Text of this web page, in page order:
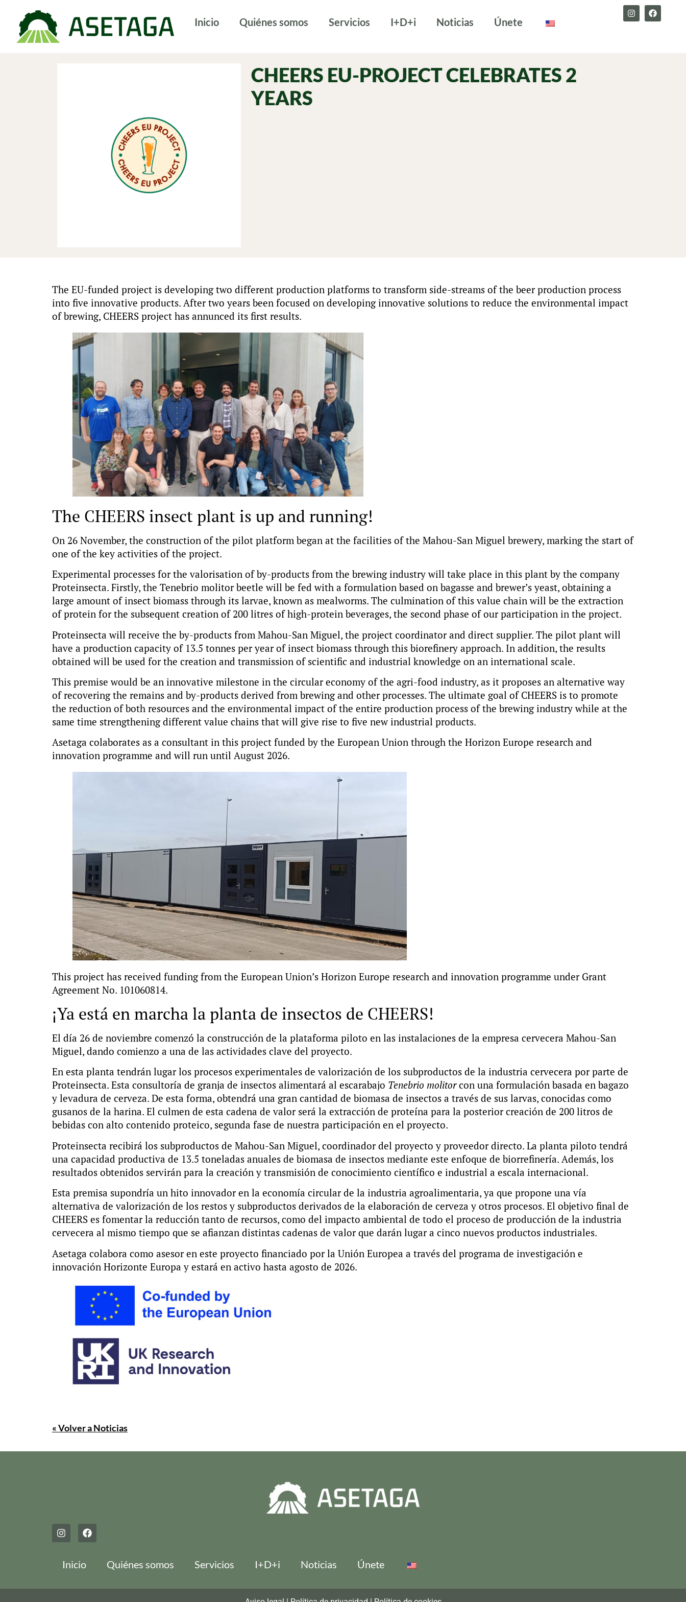
Inicio Quiénes somos Servicios I+D+i Noticias Únete
CHEERS EU-PROJECT CELEBRATES 2
YEARS
The EU-funded project is developing two different production platforms to transform side-streams of the beer production process
into five innovative products. After two years been focused on developing innovative solutions to reduce the environmental impact
of brewing, CHEERS project has annunced its first results.
The CHEERS insect plant is up and running!
On 26 November, the construction of the pilot platform began at the facilities of the Mahou-San Miguel brewery, marking the start of
one of the key activities of the project.
Experimental processes for the valorisation of by-products from the brewing industry will take place in this plant by the company
Proteinsecta. Firstly, the Tenebrio molitor beetle will be fed with a formulation based on bagasse and brewer’s yeast, obtaining a
large amount of insect biomass through its larvae, known as mealworms. The culmination of this value chain will be the extraction
of protein for the subsequent creation of 200 litres of high-protein beverages, the second phase of our participation in the project.
Proteinsecta will receive the by-products from Mahou-San Miguel, the project coordinator and direct supplier. The pilot plant will
have a production capacity of 13.5 tonnes per year of insect biomass through this biorefinery approach. In addition, the results
obtained will be used for the creation and transmission of scientific and industrial knowledge on an international scale.
This premise would be an innovative milestone in the circular economy of the agri-food industry, as it proposes an alternative way
of recovering the remains and by-products derived from brewing and other processes. The ultimate goal of CHEERS is to promote
the reduction of both resources and the environmental impact of the entire production process of the brewing industry while at the
same time strengthening different value chains that will give rise to five new industrial products.
Asetaga colaborates as a consultant in this project funded by the European Union through the Horizon Europe research and
innovation programme and will run until August 2026.
This project has received funding from the European Union’s Horizon Europe research and innovation programme under Grant
Agreement No. 101060814.
¡Ya está en marcha la planta de insectos de CHEERS!
El día 26 de noviembre comenzó la construcción de la plataforma piloto en las instalaciones de la empresa cervecera Mahou-San
Miguel, dando comienzo a una de las actividades clave del proyecto.
En esta planta tendrán lugar los procesos experimentales de valorización de los subproductos de la industria cervecera por parte de
Proteinsecta. Esta consultoría de granja de insectos alimentará al escarabajo Tenebrio molitorcon una formulación basada en bagazo
y levadura de cerveza. De esta forma, obtendrá una gran cantidad de biomasa de insectos a través de sus larvas, conocidas como
gusanos de la harina. El culmen de esta cadena de valor será la extracción de proteína para la posterior creación de 200 litros de
bebidas con alto contenido proteico, segunda fase de nuestra participación en el proyecto.
Proteinsecta recibirá los subproductos de Mahou-San Miguel, coordinador del proyecto y proveedor directo. La planta piloto tendrá
una capacidad productiva de 13.5 toneladas anuales de biomasa de insectos mediante este enfoque de biorrefinería. Además, los
resultados obtenidos servirán para la creación y transmisión de conocimiento científico e industrial a escala internacional.
Esta premisa supondría un hito innovador en la economía circular de la industria agroalimentaria, ya que propone una vía
alternativa de valorización de los restos y subproductos derivados de la elaboración de cerveza y otros procesos. El objetivo final de
CHEERS es fomentar la reducción tanto de recursos, como del impacto ambiental de todo el proceso de producción de la industria
cervecera al mismo tiempo que se afianzan distintas cadenas de valor que darán lugar a cinco nuevos productos industriales.
Asetaga colabora como asesor en este proyecto financiado por la Unión Europea a través del programa de investigación e
innovación Horizonte Europa y estará en activo hasta agosto de 2026.
« Volver a Noticias
Inicio Quiénes somos Servicios I+D+i Noticias Únete